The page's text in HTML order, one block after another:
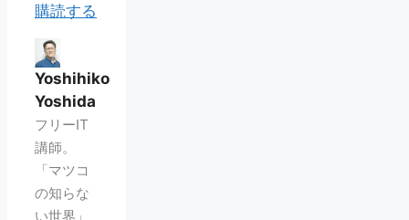
購読する
Yoshihiko
Yoshida
フリーIT
講師。
「マツコ
の知らな
い世界」